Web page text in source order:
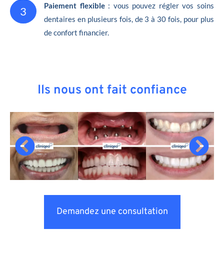
3 Paiement flexible: vous pouvez régler vos soins
dentaires en plusieurs fois, de 3 à 30 fois, pour plus
de confort financier.
Ils nous ont fait confiance
Demandez une consultation